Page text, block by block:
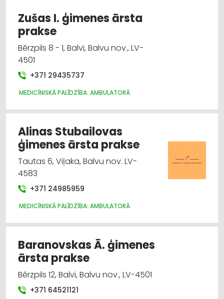
Medicīniskā palīdzība: stacionārā
Medicīnas ārstu komisijas
Zobārstniecība un mutes higiēna
Ginekoloģija / sievietes veselība / dzemdības
Medicīniskā palīdzība: netradicionālā
Medicīniskā palīdzība: plastiskā ķirurģija
Zušas I. ģimenes ārsta
prakse
Bērzpils 8 - 1, Balvi, Balvu nov., LV-
4501
+371 29435737
MEDICĪNISKĀ PALĪDZĪBA: AMBULATORĀ
Alinas Stubailovas
ģimenes ārsta prakse
Tautas 6, Viļaka, Balvu nov. LV-
4583
+371 24985959
MEDICĪNISKĀ PALĪDZĪBA: AMBULATORĀ
Baranovskas Ā. ģimenes
ārsta prakse
Bērzpils 12, Balvi, Balvu nov., LV-4501
+371 64521121